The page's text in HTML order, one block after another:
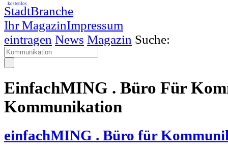
StadtBranche
Ihr MagazinImpressum
kostenlos
eintragen News Magazin Suche:
EinfachMING . Büro Für
Kommunikation
einfachMING . Büro für